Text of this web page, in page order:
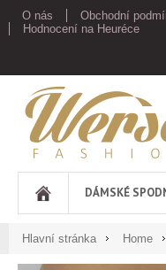
O nás Obchodní
Hodnocení na Heuréce
Werso
DÁMSKÉ
Hlavní stránka Home